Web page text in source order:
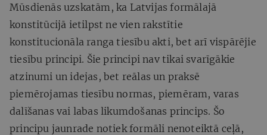
Mūsdienās uzskatām, ka Latvijas formālajā
konstitūcijā ietilpst ne vien rakstītie
konstitucionāla ranga tiesību akti, bet arī vispārējie
tiesību principi. Šie principi nav tikai svarīgākie
atzinumi un idejas, bet reālas un praksē
piemērojamas tiesību normas, piemēram, varas
dalīšanas vai labas likumdošanas princips. Šo
principu jaunrade notiek formāli nenoteiktā ceļā,